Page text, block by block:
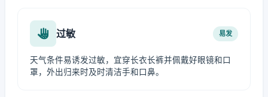
过敏 易发
天气条件易诱发过敏，宜穿长衣长裤并佩戴好眼镜和口
罩，外出归来时及时清洁手和口鼻。